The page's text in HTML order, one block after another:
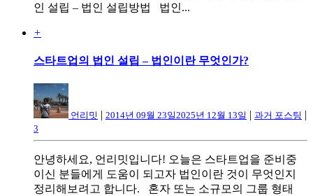
인 설립 – 법인 설립방법 법인...
+
스타트업의 법인 설립 – 법인이란 무엇인가?
언리밋 | 2014년 09월 23일2025년 12월 13일 | 과거 포스팅 |
3
안녕하세요, 언리밋입니다! 오늘은 스타트업을 준비중
이신 분들에게 도움이 되고자 법인이란 것이 무엇인지
정리해보려고 합니다. 혼자 또는 소규모의 그룹 형태